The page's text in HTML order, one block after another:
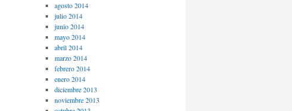
agosto 2014
julio 2014
junio 2014
mayo 2014
abril 2014
marzo 2014
febrero 2014
enero 2014
diciembre 2013
noviembre 2013